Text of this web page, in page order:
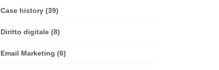
Case history (39)
Diritto digitale (8)
Email Marketing (6)